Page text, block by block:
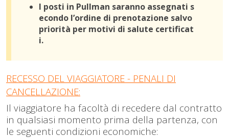
I posti in Pullman saranno assegnati s
econdo l’ordine di prenotazione salvo
priorità per motivi di salute certificat
i.
RECESSO DEL VIAGGIATORE - PENALI DI
CANCELLAZIONE:
Il viaggiatore ha facoltà di recedere dal contratto
in qualsiasi momento prima della partenza, con
le seguenti condizioni economiche: